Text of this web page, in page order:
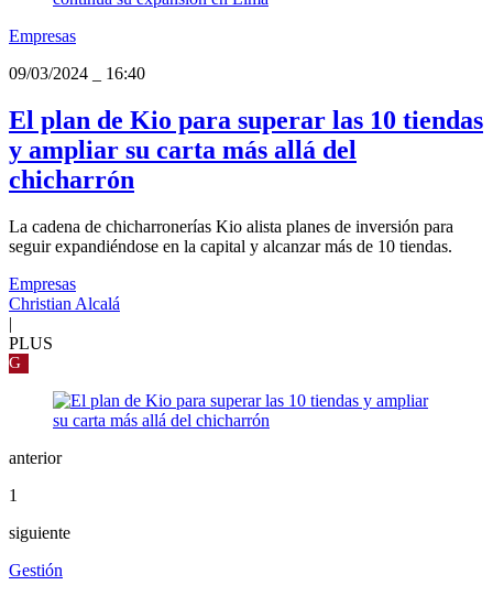
Empresas
09/03/2024
16:40
El plan de Kio para superar las 10 tiendas
y ampliar su carta más allá del
chicharrón
La cadena de chicharronerías Kio alista planes de inversión para
seguir expandiéndose en la capital y alcanzar más de 10 tiendas.
Empresas
Christian Alcalá
|
PLUS
G
anterior
1
siguiente
Gestión